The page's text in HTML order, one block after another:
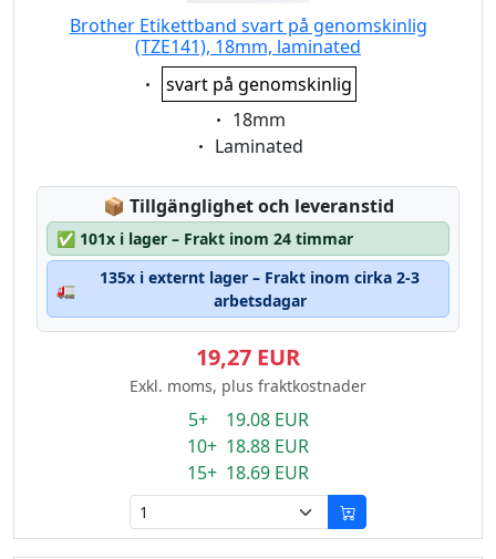
Brother Etikettband svart på genomskinlig
(TZE141), 18mm, laminated
Eigenschaft:
svart på genomskinlig
Eigenschaft:
18mm
Eigenschaft:
Laminated
📦 Lagerstatus:
Tillgänglighet och leveranstid
✅ 101x i lager – Frakt inom 24 timmar
🚛
135x i externt lager – Frakt inom cirka 2-3
arbetsdagar
19,27 EUR
Exkl. moms, plus fraktkostnader
5+ 19.08 EUR
10+ 18.88 EUR
15+ 18.69 EUR